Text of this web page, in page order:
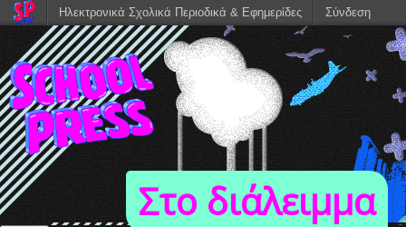
Στο διάλειμμα
Ηλεκτρονικά Σχολικά Περιοδικά & Εφημερίδες Σύνδεση